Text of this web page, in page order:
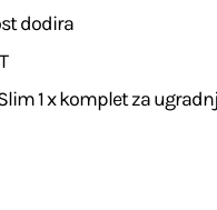
dodira
Slim 1 x komplet za